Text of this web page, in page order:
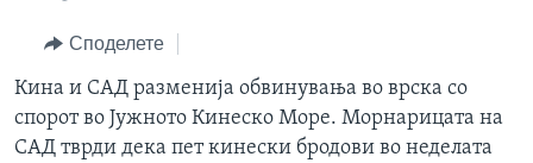
навигација
Пребарувај
СВЕТ
ЕКОНОМИЈА
ПОЛИТИКА
ЗДРАВЈЕ
NEWSFLASH - АРХИВА
ВЕСТИ ОД САД ВО МИНУТА - АРХИВА
ИЗБОРИ ВО САД 2020 - АРХИВА
ЗА НАС
Learning English
Споделете
Кина и САД разменија обвинувања во врска со
спорот во Јужното Кинеско Море. Морнарицата на
САД тврди дека пет кинески бродови во неделата